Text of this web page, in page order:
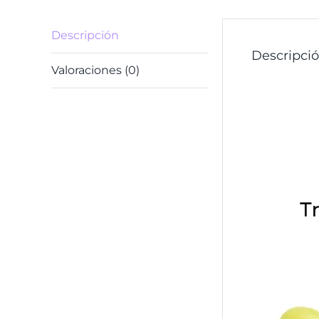
Descripción
Valoraciones (0)